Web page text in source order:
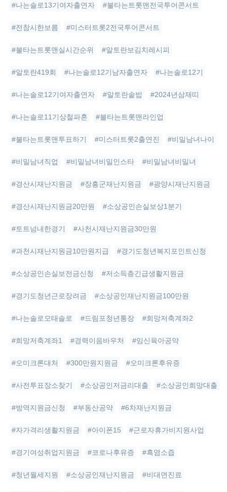
#나는솔로13기여자출연자 #불타는트롯맨전국투어콘서트
#전참시한보름 #미스터트롯2전국투어콘서트
#불타는트롯맨실시간순위 #알토란보김치레시피
#알토란419회 #나는솔로12기남자출연자 #나는솔로12기
#나는솔로12기여자출연자 #알토란솥밥 #2024년삼재띠
#나는솔로11기상철파혼 #불타는트롯맨라인업
#불타는트롯맨투표하기 #미스터트롯2출연진 #비밀남녀나이
#비밀남녀직업 #비밀남녀비밀인스타 #비밀남녀비밀녀
#경산시재난지원금 #장흥군재난지원금 #광양시재난지원금
#경산시재난지원금20만원 #소상공인손실보상1분기
#토트넘내한경기 #사천시재난지원금30만원
#과천시재난지원금10만원지급 #경기도청년복지포인트신청
#소상공인손실보전금신청 #저소득층긴급생활지원금
#경기도청년근로장려금 #소상공인재난지원금100만원
#나는솔로모태솔로 #드림포청년통장 #희망저축계좌2
#희망저축계좌1 #경력이음바우처 #임신육아공약
#오미크론대처 #300만원지원금 #오미크론후유증
#사전투표장소찾기 #소상공인저금리대출 #소상공인희망대출
#방역지원금신청 #부동산공약 #6차재난지원금
#자가격리생활지원금 #아이폰15 #근로자휴가비지원사업
#경기여성취업지원금 #코로나후유증 #흑염소즙
#청년월세지원 #소상공인재난지원금 #비대면진료